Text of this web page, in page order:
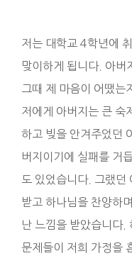
저는 대학교 4학년에
맞이하게 됩니다. 아버
그때 제 마음이 어땠는
저에게 아버지는 큰 숙
하고 빚을 안겨주었던
버지이기에 실패를 거
도 있었습니다. 그랬던
받고 하나님을 찬양하
난 느낌을 받았습니다.
문제들이 저희 가정을